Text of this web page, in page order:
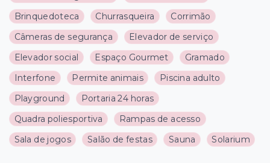
Brinquedoteca
Churrasqueira
Corrimão
Câmeras de segurança
Elevador de serviço
Elevador social
Espaço Gourmet
Gramado
Interfone
Permite animais
Piscina adulto
Playground
Portaria 24 horas
Quadra poliesportiva
Rampas de acesso
Sala de jogos
Salão de festas Sauna Solarium